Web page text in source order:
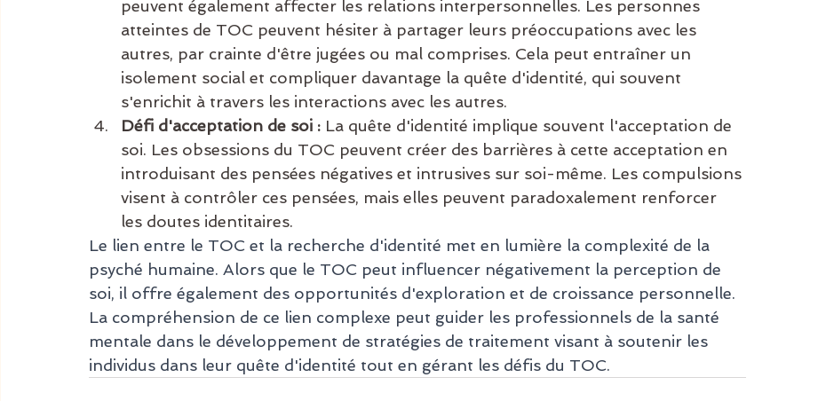
peuvent également affecter les relations interpersonnelles. Les personnes
atteintes de TOC peuvent hésiter à partager leurs préoccupations avec les
autres, par crainte d'être jugées ou mal comprises. Cela peut entraîner un
isolement social et compliquer davantage la quête d'identité, qui souvent
s'enrichit à travers les interactions avec les autres.
Défi d'acceptation de soi : La quête d'identité implique souvent l'acceptation de
soi. Les obsessions du TOC peuvent créer des barrières à cette acceptation en
introduisant des pensées négatives et intrusives sur soi-même. Les compulsions
visent à contrôler ces pensées, mais elles peuvent paradoxalement renforcer
les doutes identitaires.
Le lien entre le TOC et la recherche d'identité met en lumière la complexité de la
psyché humaine. Alors que le TOC peut influencer négativement la perception de
soi, il offre également des opportunités d'exploration et de croissance personnelle.
La compréhension de ce lien complexe peut guider les professionnels de la santé
mentale dans le développement de stratégies de traitement visant à soutenir les
individus dans leur quête d'identité tout en gérant les défis du TOC.